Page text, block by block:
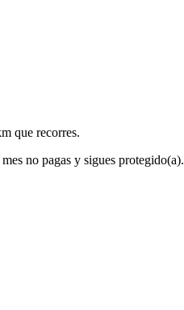
que recorres.
no pagas y sigues protegido(a).